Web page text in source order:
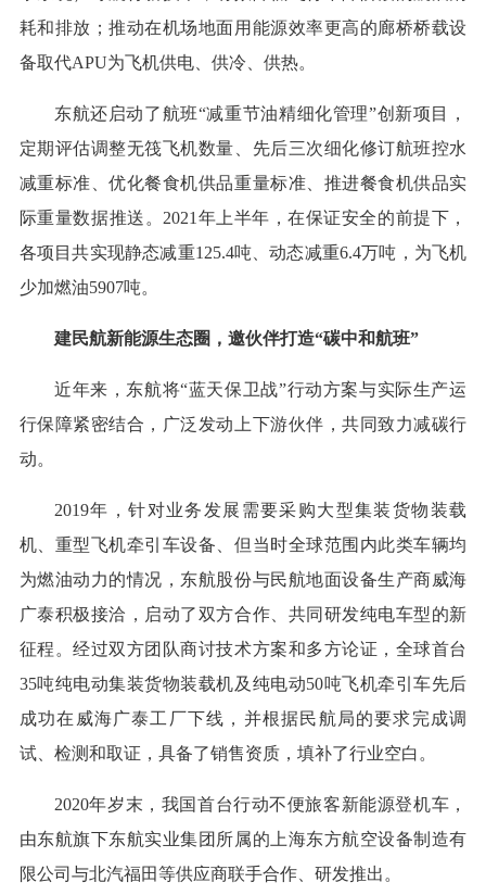
耗和排放；推动在机场地面用能源效率更高的廊桥桥载设
备取代APU为飞机供电、供冷、供热。
东航还启动了航班“减重节油精细化管理”创新项目，
定期评估调整无筏飞机数量、先后三次细化修订航班控水
减重标准、优化餐食机供品重量标准、推进餐食机供品实
际重量数据推送。2021年上半年，在保证安全的前提下，
各项目共实现静态减重125.4吨、动态减重6.4万吨，为飞机
少加燃油5907吨。
建民航新能源生态圈，邀伙伴打造“碳中和航班”
近年来，东航将“蓝天保卫战”行动方案与实际生产运
行保障紧密结合，广泛发动上下游伙伴，共同致力减碳行
动。
2019年，针对业务发展需要采购大型集装货物装载
机、重型飞机牵引车设备、但当时全球范围内此类车辆均
为燃油动力的情况，东航股份与民航地面设备生产商威海
广泰积极接洽，启动了双方合作、共同研发纯电车型的新
征程。经过双方团队商讨技术方案和多方论证，全球首台
35吨纯电动集装货物装载机及纯电动50吨飞机牵引车先后
成功在威海广泰工厂下线，并根据民航局的要求完成调
试、检测和取证，具备了销售资质，填补了行业空白。
2020年岁末，我国首台行动不便旅客新能源登机车，
由东航旗下东航实业集团所属的上海东方航空设备制造有
限公司与北汽福田等供应商联手合作、研发推出。